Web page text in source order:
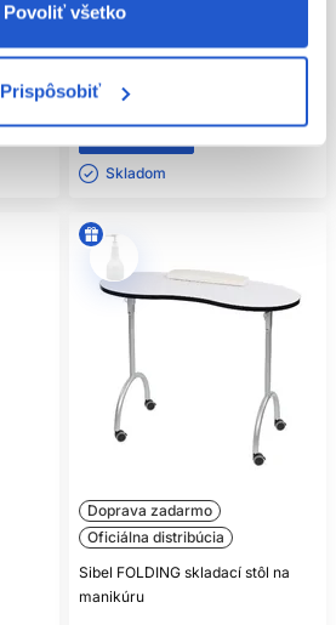
Povoliť všetko
Prispôsobiť
Kozmetické pomôcky
11.90 €
Kúpiť
Skladom ㅤ
Doprava zadarmo
Oficiálna distribúcia
Sibel FOLDING skladací stôl na
manikúru